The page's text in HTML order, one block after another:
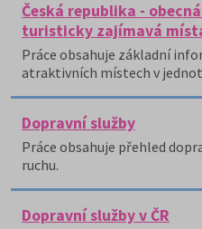
Česká republika -
turisticky zajímavá
Práce obsahuje základní
atraktivních místech v
Dopravní služby
Práce obsahuje přehled
ruchu.
Dopravní služby v ČR